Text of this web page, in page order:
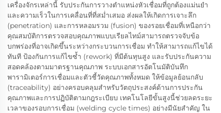
เครื่องจักรเหล่านี้ รับประกันการวางตำแหน่งหัวเชื่อมที่ถูกต้องแม่นยำ
และความเร็วในการเคลื่อนที่ที่สม่ำเสมอ ส่งผลให้เกิดการเจาะลึก
(penetration) และการหลอมรวม (fusion) ของรอยเชื่อมที่เหนือกว่า
คุณสมบัติการตรวจสอบคุณภาพแบบเรียลไทม์สามารถตรวจจับข้อ
บกพร่องที่อาจเกิดขึ้นระหว่างกระบวนการเชื่อม ทำให้สามารถแก้ไขได้
ทันที ป้องกันการแก้ไขซ้ำ (rework) ที่มีต้นทุนสูง และรับประกันความ
สอดคล้องตามมาตรฐานคุณภาพ ระบบเอกสารอัตโนมัติบันทึก
พารามิเตอร์การเชื่อมและตัวชี้วัดคุณภาพทั้งหมด ให้ข้อมูลย้อนกลับ
(traceability) อย่างครอบคลุมสำหรับวัตถุประสงค์ด้านการประกัน
คุณภาพและการปฏิบัติตามกฎระเบียบ เทคโนโลยีขั้นสูงนี้ช่วยลดระยะ
เวลาของรอบการเชื่อม (welding cycle times) อย่างมีนัยสำคัญ ใน